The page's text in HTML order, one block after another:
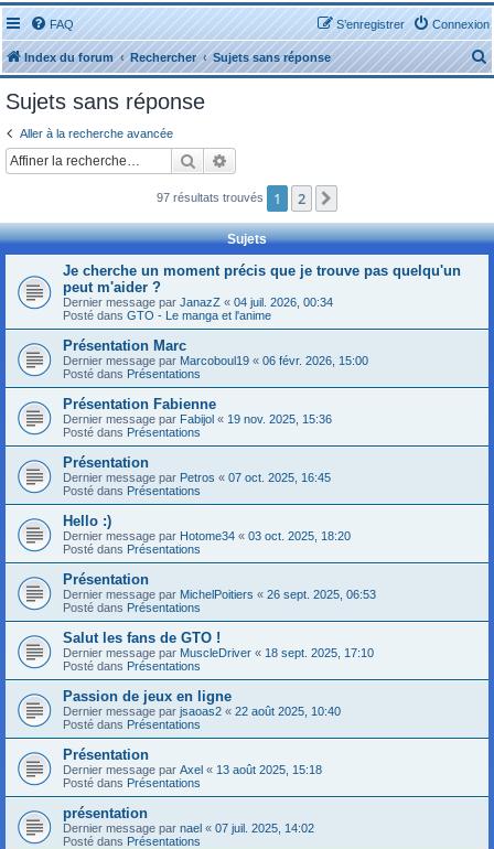
FAQ Connexion
S’enregistrer
Index du forum Rechercher Sujets sans réponse
e
h
Sujets sans réponse
Aller à la recherche avancée
Rechercher
97 résultats trouvés 1 2
Sujets
Je cherche un moment précis que je trouve pas quelqu'un
peut m'aider ?
Dernier message par JanazZ « 04 juil. 2026, 00:34
Posté dans GTO - Le manga et l'anime
Présentation Marc
Dernier message par Marcoboul19 « 06 févr. 2026, 15:00
Posté dans Présentations
Présentation Fabienne
Dernier message par Fabijol « 19 nov. 2025, 15:36
Posté dans Présentations
Présentation
Dernier message par Petros « 07 oct. 2025, 16:45
Posté dans Présentations
Hello :)
Dernier message par Hotome34 « 03 oct. 2025, 18:20
Posté dans Présentations
Présentation
Dernier message par MichelPoitiers « 26 sept. 2025, 06:53
Posté dans Présentations
Salut les fans de GTO !
Dernier message par MuscleDriver « 18 sept. 2025, 17:10
Posté dans Présentations
Passion de jeux en ligne
Dernier message par jsaoas2 « 22 août 2025, 10:40
Posté dans Présentations
Présentation
Dernier message par Axel « 13 août 2025, 15:18
Posté dans Présentations
présentation
Dernier message par nael « 07 juil. 2025, 14:02
Posté dans Présentations